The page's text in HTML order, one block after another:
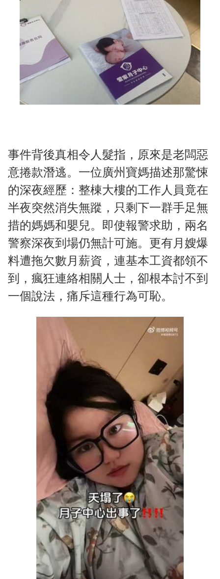
事件背後真相令人髮指，原來是老闆惡
意捲款潛逃。一位廣州寶媽描述那驚悚
的深夜經歷：整棟大樓的工作人員竟在
半夜突然消失無蹤，只剩下一群手足無
措的媽媽和嬰兒。即使報警求助，兩名
警察深夜到場仍無計可施。更有月嫂爆
料遭拖欠數月薪資，連基本工資都領不
到，瘋狂連絡相關人士，卻根本討不到
一個說法，痛斥這種行為可恥。